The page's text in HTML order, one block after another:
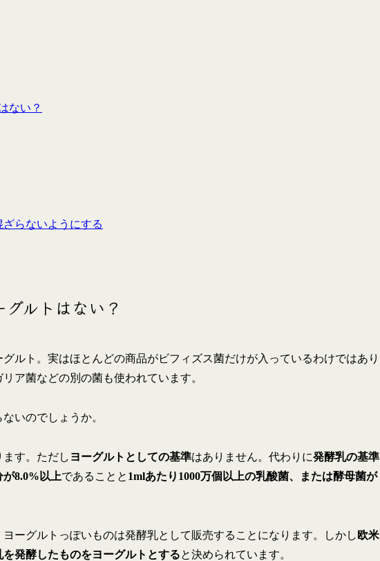
ない？
らないようにする
ルトはない？
ルト。実はほとんどの商品がビフィズス菌だけが入っているわけではあり
ア菌などの別の菌も使われています。
いのでしょうか。
す。ただし ヨーグルトとしての基準はありません。代わりに発酵乳の基準
8.0%以上であることと 1mlあたり1000万個以上の乳酸菌、または酵母菌が
ーグルトっぽいものは発酵乳として販売することになります。しかし 欧米
発酵したものをヨーグルトとすると決められています。